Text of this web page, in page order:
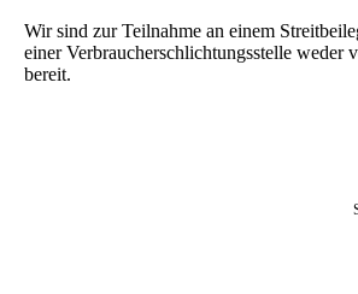
Wir sind zur Teilnahme an einem
einer Verbraucherschlichtungsstelle weder
bereit.